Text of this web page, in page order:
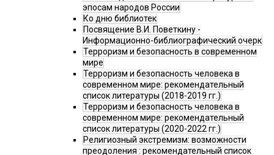
эпосам народов России
Ко дню библиотек
Посвящение В.И. Поветкину -
Информационно-библиографический очерк
Терроризм и безопасность в современном
мире
Терроризм и безопасность человека в
современном мире: рекомендательный
список литературы (2018-2019 гг.)
Терроризм и безопасность человека в
современном мире: рекомендательный
список литературы (2020-2022 гг.)
Религиозный экстремизм: возможности
преодоления : рекомендательный список